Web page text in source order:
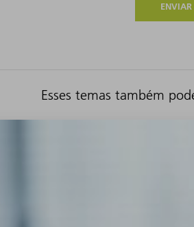
ENVIAR
Esses temas também